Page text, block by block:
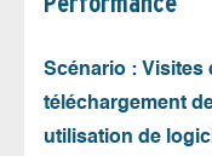
Scénario : Visites
téléchargement
utilisation de